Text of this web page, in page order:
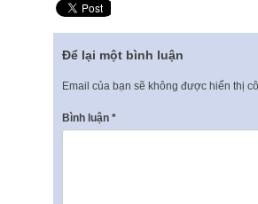
Để lại một bình luận
Email của bạn sẽ không được hiển thị
Bình luận *